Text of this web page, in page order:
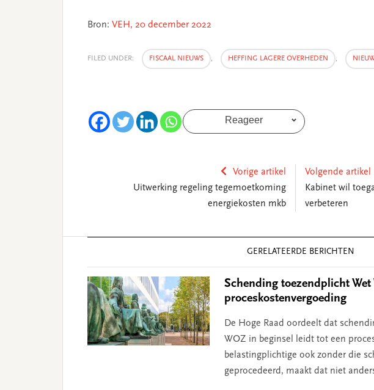
Bron: VEH, 20 december 2022
FILED UNDER: FISCAAL NIEUWS , HEFFING LAGERE OVERHEDEN ,
Reageer
Vorige artikel
Uitwerking regeling tegemoetkoming
energiekosten mkb
Volgende artikel
Kabinet wil
verbeteren
GERELATEERDE BERICHTEN
Schending toezendplicht
proceskostenvergoeding
De Hoge Raad oordeelt dat
WOZ in beginsel leidt tot een
belastingplichtige ook zonder die
geprocedeerd, maakt dat niet